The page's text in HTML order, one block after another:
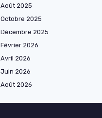
Août 2025
Octobre 2025
Décembre 2025
Février 2026
Avril 2026
Juin 2026
Août 2026